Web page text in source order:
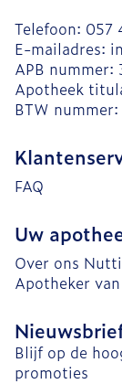
Telefoon: 057
E-mailadres:
APB nummer:
Apotheek
BTW nummer:
FAQ
Uw
Over ons
Apotheker
Blijf op de
promoties